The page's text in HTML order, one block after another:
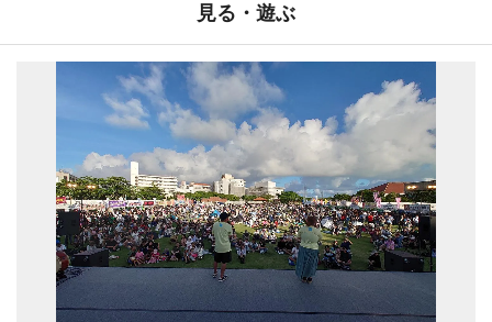
見る・遊ぶ